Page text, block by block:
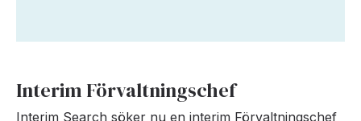
Interim Förvaltningschef
Interim Search söker nu en interim Förvaltningschef